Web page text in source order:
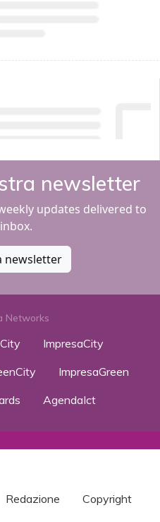
newsletter
updates delivered to
newsletter
Networks
ImpresaCity
ImpresaGreen
AgendaIct
Redazione Copyright